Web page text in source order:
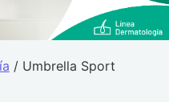
/ Umbrella Sport